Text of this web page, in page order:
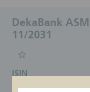
DekaBank
11/2031
ISIN
DE000DK1GHV8